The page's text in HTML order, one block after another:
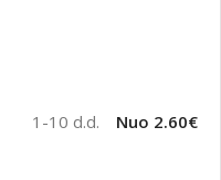
1-10 d.d. Nuo 2.60€